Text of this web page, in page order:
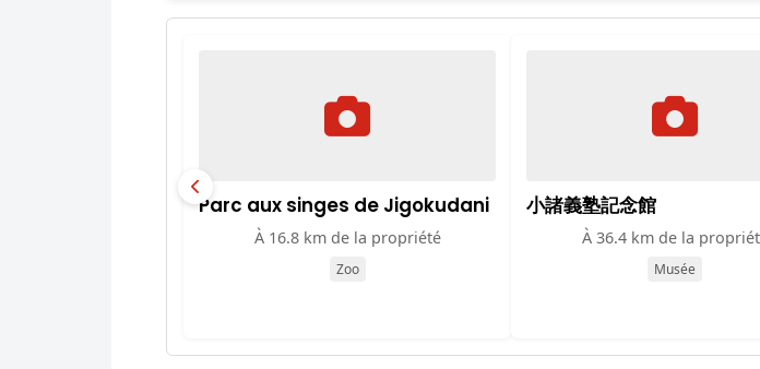
Parc aux singes de Jigokudani
À 16.8 km de la propriété
Zoo
小諸義塾記念館
À 36.4 km de la
Musée